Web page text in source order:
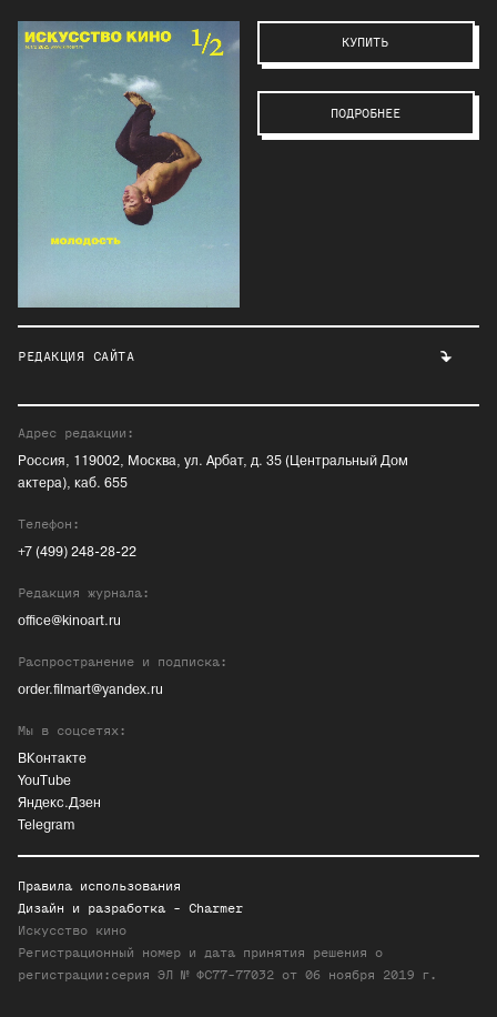
КУПИТЬ
ПОДРОБНЕЕ
РЕДАКЦИЯ САЙТА
Адрес редакции:
Россия, 119002, Москва, ул. Арбат, д. 35 (Центральный Дом
актера), каб. 655
Телефон:
+7 (499) 248-28-22
Редакция журнала:
office@kinoart.ru
Распространение и подписка:
order.filmart@yandex.ru
Мы в соцсетях:
ВКонтакте
YouTube
Яндекс.Дзен
Telegram
Правила использования
Дизайн и разработка - Charmer
Искусство кино
Регистрационный номер и дата принятия решения о
регистрации:серия ЭЛ № ФС77-77032 от 06 ноября 2019 г.